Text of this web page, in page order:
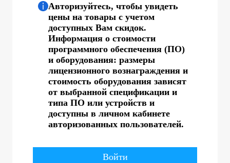
Авторизуйтесь, чтобы увидеть
цены на товары с учетом
доступных Вам скидок.
Информация о стоимости
программного обеспечения (ПО)
и оборудования: размеры
лицензионного вознаграждения и
стоимость оборудования зависят
от выбранной спецификации и
типа ПО или устройств и
доступны в личном кабинете
авторизованных пользователей.
Войти